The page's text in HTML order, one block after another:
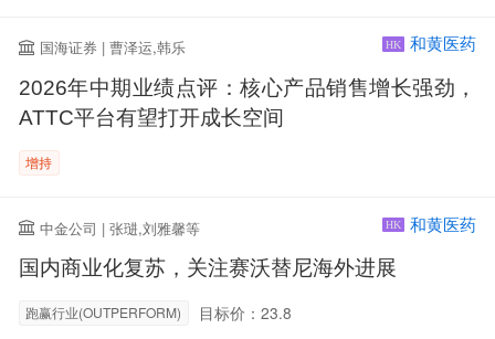
国海证券 | 曹泽运,韩乐 HK 和黄医药
2026年中期业绩点评：核心产品销售增长强劲，
ATTC平台有望打开成长空间
增持
中金公司 | 张琎,刘雅馨等 HK 和黄医药
国内商业化复苏，关注赛沃替尼海外进展
跑赢行业(OUTPERFORM) 目标价：23.8